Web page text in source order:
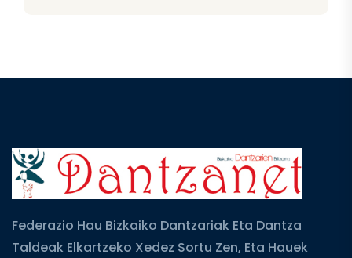
Federazio Hau Bizkaiko Dantzariak Eta Dantza
Taldeak Elkartzeko Xedez Sortu Zen, Eta Hauek